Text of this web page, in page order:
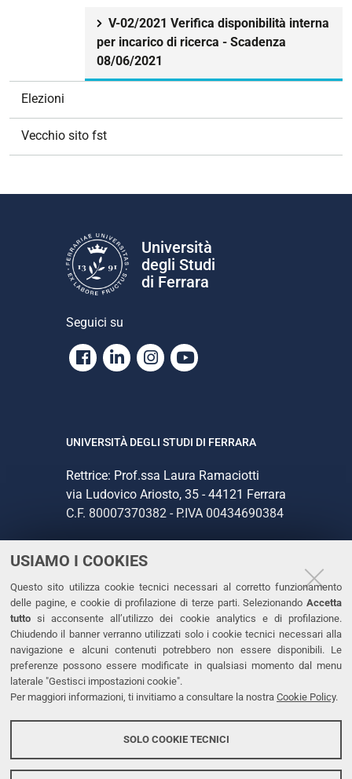
USIAMO I COOKIES
Questo sito utilizza cookie tecnici necessari al corretto funzionamento
delle pagine, e cookie di profilazione di terze parti. Selezionando Accetta
tutto si acconsente all’utilizzo dei cookie analytics e di profilazione.
Chiudendo il banner verranno utilizzati solo i cookie tecnici necessari alla
navigazione e alcuni contenuti potrebbero non essere disponibili. Le
preferenze possono essere modificate in qualsiasi momento dal menu
laterale "Gestisci impostazioni cookie".
Per maggiori informazioni, ti invitiamo a consultare la nostra Cookie Policy.
SOLO COOKIE TECNICI
V-02/2021 Verifica disponibilità interna
per incarico di ricerca - Scadenza
08/06/2021
Elezioni
Vecchio sito fst
Università
degli Studi
di Ferrara
Seguici su
Facebook
LinkedinInstagram
Youtube
UNIVERSITÀ DEGLI STUDI DI FERRARA
Rettrice: Prof.ssa Laura Ramaciotti
via Ludovico Ariosto, 35 - 44121 Ferrara
C.F. 80007370382 - P.IVA 00434690384
CONTATTI
Tel. +39 0532 293111
Fax. +39 0532 293031
PEC
LINKS
Dichiarazione di accessibilità
Protezione dati personali